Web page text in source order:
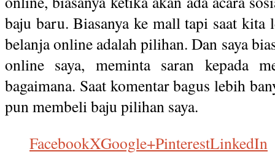
baju baru. Biasanya ke mall tapi saat kita
belanja online adalah pili­han. Dan saya
online saya, meminta saran kepada
bagaimana. Saat komentar bagus lebih
pun membeli baju pilihan saya.
FacebookXGoogle+PinterestLinkedIn